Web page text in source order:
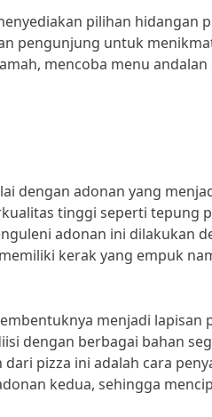
pilihan hidangan
pengunjung untuk
mencoba menu
dengan adonan yang
tinggi seperti tepung
adonan ini dilakukan
kerak yang empuk
menjadi lapisan
dengan berbagai bahan
pizza ini adalah cara
kedua, sehingga